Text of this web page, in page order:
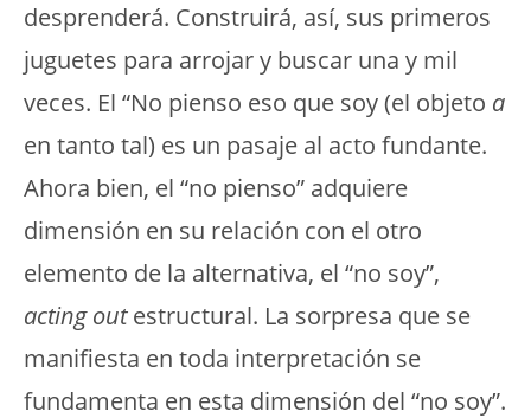
desprenderá. Construirá, así, sus primeros
juguetes para arrojar y buscar una y mil
veces. El “No pienso eso que soy (el objeto a
en tanto tal) es un pasaje al acto fundante.
Ahora bien, el “no pienso” adquiere
dimensión en su relación con el otro
elemento de la alternativa, el “no soy”,
acting outestructural. La sorpresa que se
manifiesta en toda interpretación se
fundamenta en esta dimensión del “no soy”.